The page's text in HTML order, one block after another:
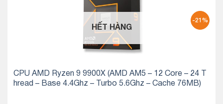
-21%
HẾT HÀNG
CPU AMD Ryzen 9 9900X (AMD AM5 – 12 Core – 24 T
hread – Base 4.4Ghz – Turbo 5.6Ghz – Cache 76MB)